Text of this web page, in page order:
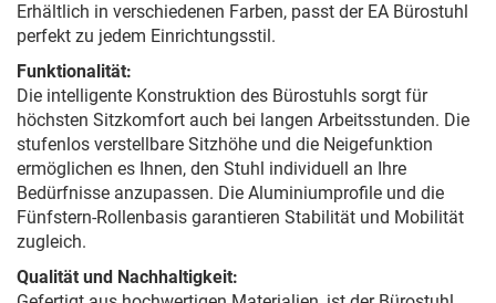
Erhältlich in verschiedenen Farben, passt der EA Bürostuhl
perfekt zu jedem Einrichtungsstil.
Funktionalität:
Die intelligente Konstruktion des Bürostuhls sorgt für
höchsten Sitzkomfort auch bei langen Arbeitsstunden. Die
stufenlos verstellbare Sitzhöhe und die Neigefunktion
ermöglichen es Ihnen, den Stuhl individuell an Ihre
Bedürfnisse anzupassen. Die Aluminiumprofile und die
Fünfstern-Rollenbasis garantieren Stabilität und Mobilität
zugleich.
Qualität und Nachhaltigkeit: